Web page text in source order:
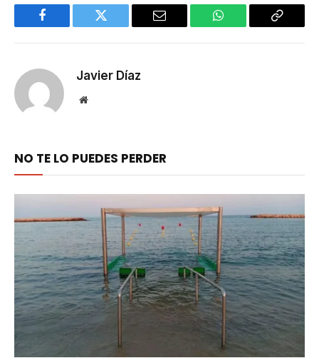
Facebook Twitter Email WhatsApp Copy
Javier Díaz
Website
NO TE LO PUEDES PERDER